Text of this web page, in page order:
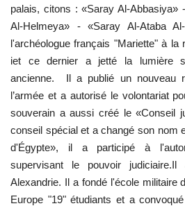
Gallery
Nos Partenaires
opportunités
Language
English español
French Arabic
palais, citons : «Saray Al-Abbasiya»
Al-Helmeya» - «Saray Al-Ataba
l'archéologue français "Mariette" à la
iet ce dernier a jetté la lumière
ancienne.
Il a publié un nouveau
l’armée et a autorisé le volontariat
souverain a aussi créé le «Conseil
conseil spécial et a changé son nom
d'Égypte», il a participé à
supervisant le pouvoir judiciaire.Il
Alexandrie. Il a fondé l'école militaire
Europe "19" étudiants et a